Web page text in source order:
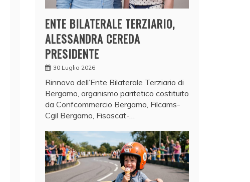
ENTE BILATERALE TERZIARIO,
ALESSANDRA CEREDA
PRESIDENTE
30 Luglio 2026
Rinnovo dell’Ente Bilaterale Terziario di
Bergamo, organismo paritetico costituito
da Confcommercio Bergamo, Filcams-
Cgil Bergamo, Fisascat-…